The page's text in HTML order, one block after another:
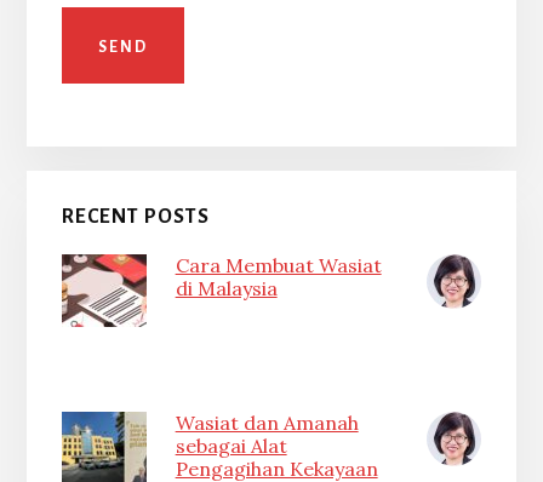
RECENT POSTS
Cara Membuat Wasiat
di Malaysia
Wasiat dan Amanah
sebagai Alat
Pengagihan Kekayaan